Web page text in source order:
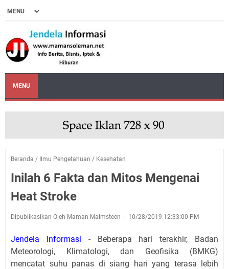
MENU
Beranda / Ilmu Pengetahuan / Kesehatan
Inilah 6 Fakta dan Mitos Mengenai
Heat Stroke
Dipublikasikan Oleh Maman Malmsteen 10/28/2019 12:33:00 PM
Jendela Informasi - Beberapa hari terakhir, Badan
Meteorologi, Klimatologi, dan Geofisika (BMKG)
mencatat suhu panas di siang hari yang terasa lebih